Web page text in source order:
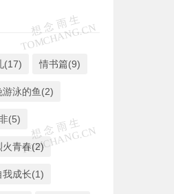
(17) 情书篇(9)
游泳的鱼(2)
(5)
火青春(2)
我成长(1)